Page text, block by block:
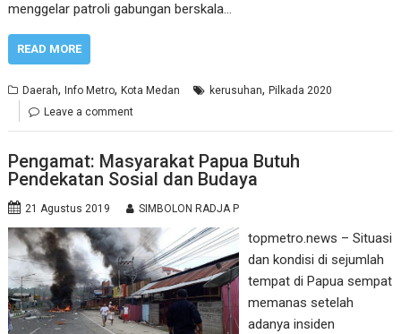
menggelar patroli gabungan berskala…
READ MORE
Daerah,Info Metro,Kota Medan kerusuhan,Pilkada 2020
Leave a comment
Pengamat: Masyarakat Papua Butuh
Pendekatan Sosial dan Budaya
21 Agustus 2019 SIMBOLON RADJA P
topmetro.news – Situasi
dan kondisi di sejumlah
tempat di Papua sempat
memanas setelah
adanya insiden